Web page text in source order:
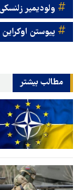
ولودیمیر زلنسکی
پیوستن اوکراین
مطالب بیشتر